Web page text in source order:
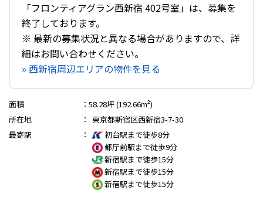
「フロンティアグラン西新宿 402号室」は、募集を
終了しております。
※ 最新の募集状況と異なる場合がありますので、詳
細はお問い合わせください。
» 西新宿周辺エリアの物件を見る
面積 ： 58.28坪 (192.66m²)
所在地
：
東京都新宿区西新宿3-7-30
最寄駅
：
初台駅まで徒歩8分
都庁前駅まで徒歩9分
新宿駅まで徒歩15分
新宿駅まで徒歩15分
新宿駅まで徒歩15分